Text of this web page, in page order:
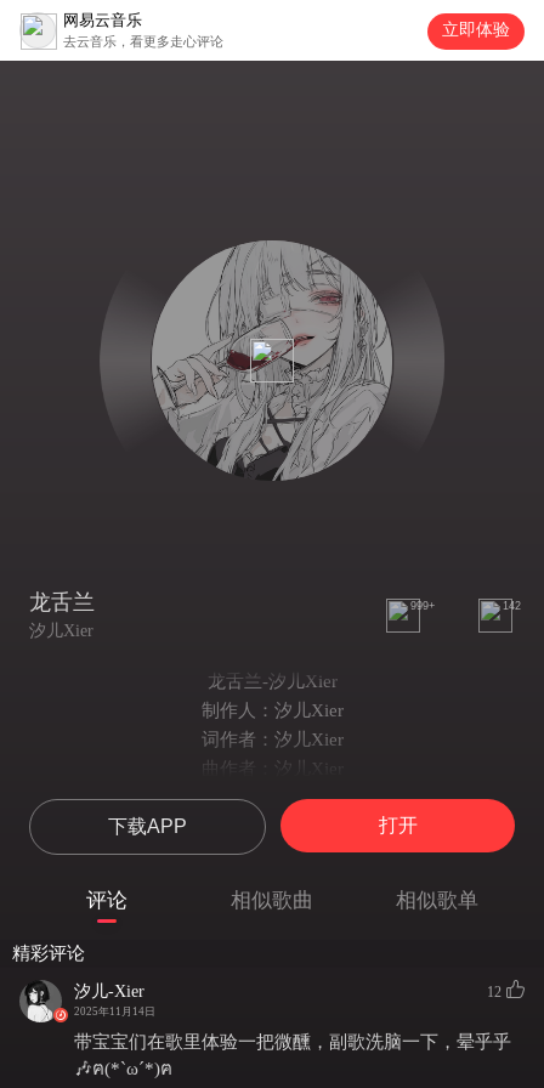
网易云音乐
去云音乐，看更多走心评论
立即体验
龙舌兰
汐儿Xier
999+ 142
龙舌兰-汐儿Xier
制作人：汐儿Xier
词作者：汐儿Xier
曲作者：汐儿Xier
编曲：邓森
So sad 是曾经你的爱抚
Im so sad 痛苦将爱意逮捕
龙舌兰再苦也没有回忆你的爱苦
So sad So sad 是酒精麻痹后的怪物
龙舌兰再苦也没有回忆你的爱苦
下载APP 打开
评论 相似歌曲 相似歌单
精彩评论
汐儿-Xier
2025年11月14日
12
带宝宝们在歌里体验一把微醺，副歌洗脑一下，晕乎乎
🎶ฅ(*`ω´*)ฅ